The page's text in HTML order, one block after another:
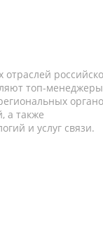
топ-
а также
и услуг связи.